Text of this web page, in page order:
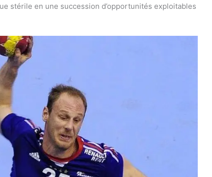
stérile en une succession d’opportunités exploitables